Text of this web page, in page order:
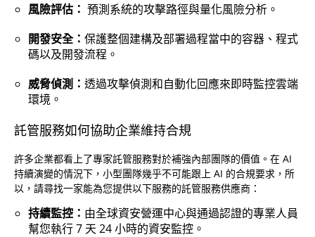
風險評估： 預測系統的攻擊路徑與量化風險分析。
開發安全： 保護整個建構及部署過程當中的容器、程式
碼以及開發流程。
威脅偵測： 透過攻擊偵測和自動化回應來即時監控雲端
環境。
託管服務如何協助企業維持合規
許多企業都看上了專家託管服務對於補強內部團隊的價值。在 AI
持續演變的情況下，小型團隊幾乎不可能跟上 AI 的合規要求，所
以，請尋找一家能為您提供以下服務的託管服務供應商：
持續監控： 由全球資安營運中心與通過認證的專業人員
幫您執行 7 天 24 小時的資安監控。